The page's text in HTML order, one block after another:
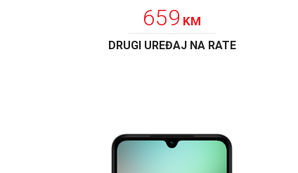
659 KM
DRUGI UREĐAJ NA RATE